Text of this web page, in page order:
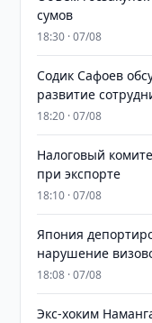
сумов
18:30 · 07/08
Содик Сафоев
развитие
18:20 · 07/08
Налоговый
при экспорте
18:10 · 07/08
Япония
нарушение
18:08 · 07/08
​​​​​​​Экс-хоким